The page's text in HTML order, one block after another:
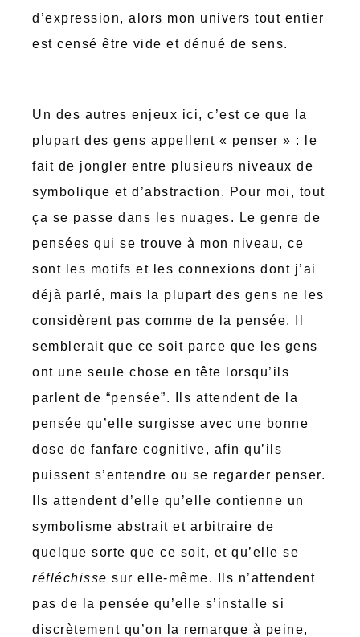
d’expression, alors mon univers tout entier
est censé être vide et dénué de sens.
Un des autres enjeux ici, c’est ce que la
plupart des gens appellent « penser » : le
fait de jongler entre plusieurs niveaux de
symbolique et d’abstraction. Pour moi, tout
ça se passe dans les nuages. Le genre de
pensées qui se trouve à mon niveau, ce
sont les motifs et les connexions dont j’ai
déjà parlé, mais la plupart des gens ne les
considèrent pas comme de la pensée. Il
semblerait que ce soit parce que les gens
ont une seule chose en tête lorsqu’ils
parlent de “pensée”. Ils attendent de la
pensée qu’elle surgisse avec une bonne
dose de fanfare cognitive, afin qu’ils
puissent s’entendre ou se regarder penser.
Ils attendent d’elle qu’elle contienne un
symbolisme abstrait et arbitraire de
quelque sorte que ce soit, et qu’elle se
réfléchisse sur elle-même. Ils n’attendent
pas de la pensée qu’elle s’installe si
discrètement qu’on la remarque à peine,